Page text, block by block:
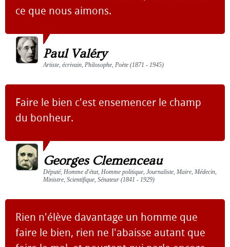
ce que nous aimons.
Paul Valéry
Artiste, écrivain, Philosophe, Poète (1871 - 1945)
Faire le bien c'est ensemencer le champ
du bonheur.
Georges Clemenceau
Député, Homme d'état, Homme politique, Journaliste, Maire, Médecin,
Ministre, Scientifique, Sénateur (1841 - 1929)
Rien n'élève davantage un homme que
faire le bien, rien ne l'abaisse autant que